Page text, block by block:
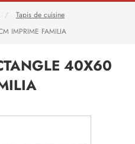
Tapis de cuisine
IMPRIME FAMILIA
40X60